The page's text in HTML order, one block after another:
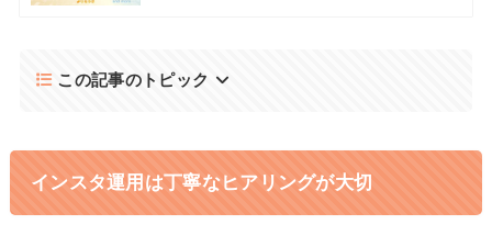
この記事のトピック
インスタ運用は丁寧なヒアリングが大切